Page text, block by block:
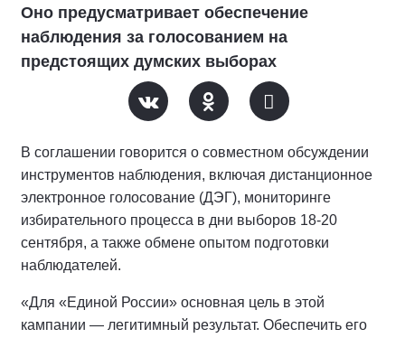
Оно предусматривает обеспечение
наблюдения за голосованием на
предстоящих думских выборах
В соглашении говорится о совместном обсуждении
инструментов наблюдения, включая дистанционное
электронное голосование (ДЭГ), мониторинге
избирательного процесса в дни выборов 18-20
сентября, а также обмене опытом подготовки
наблюдателей.
«Для «Единой России» основная цель в этой
кампании — легитимный результат. Обеспечить его